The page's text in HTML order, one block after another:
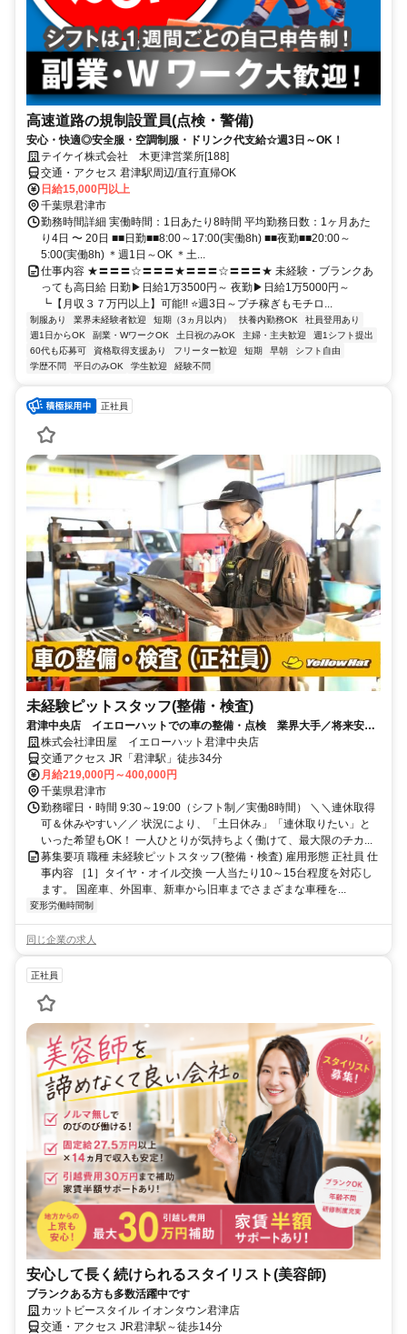
高速道路の規制設置員(点検・警備)
安心・快適◎安全服・空調制服・ドリンク代支給☆週3日～OK！
テイケイ株式会社 木更津営業所[188]
交通・アクセス 君津駅周辺/直行直帰OK
日給15,000円以上
千葉県君津市
勤務時間詳細 実働時間：1日あたり8時間 平均勤務日数：1ヶ月あた
り4日 〜 20日 ■■日勤■■8:00～17:00(実働8h) ■■夜勤■■20:00～
5:00(実働8h) ＊週1日～OK ＊土...
仕事内容 ★〓〓〓☆〓〓〓★〓〓〓☆〓〓〓★ 未経験・ブランクあ
っても高日給 日勤▶日給1万3500円～ 夜勤▶日給1万5000円～
┗【月収３７万円以上】可能!! ⭐週3日～プチ稼ぎもモチロ...
制服あり 業界未経験者歓迎 短期（3ヵ月以内） 扶養内勤務OK
社員登用あり
週1日からOK
副業・WワークOK 土日祝のみOK 主婦・主夫歓迎
週1シフト提出
60代も応募可
資格取得支援あり フリーター歓迎 短期 早朝
シフト自由
学歴不問
平日のみOK 学生歓迎 経験不問
正社員
未経験ピットスタッフ(整備・検査)
君津中央店 イエローハットでの車の整備・点検 業界大手／将来安定
／未経験から資格取得など働く環境◎
株式会社津田屋 イエローハット君津中央店
交通アクセス JR「君津駅」徒歩34分
月給219,000円～400,000円
千葉県君津市
勤務曜日・時間 9:30～19:00（シフト制／実働8時間） ＼＼連休取得
可＆休みやすい／／ 状況により、「土日休み」「連休取りたい」と
いった希望もOK！ 一人ひとりが気持ちよく働けて、最大限のチカ...
募集要項 職種 未経験ピットスタッフ(整備・検査) 雇用形態 正社員 仕
事内容 ［1］タイヤ・オイル交換 一人当たり10～15台程度を対応し
ます。 国産車、外国車、新車から旧車までさまざまな車種を...
変形労働時間制
同じ企業の求人
正社員
安心して長く続けられるスタイリスト(美容師)
ブランクある方も多数活躍中です
カットビースタイル イオンタウン君津店
交通・アクセス JR君津駅～徒歩14分